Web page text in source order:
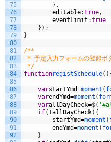
75
76
77
78
79
80
81
82
83
84
85
86
87
88
89
90
91
92
} ,
editable:true,
eventLimit :true
} ) ;
}
/**
* 予定入力フォームの登録ボ
*/
functionregistSchedule( )
varstartYmd=moment (
varendYmd=moment (
varallDayCheck=$(
if( !allDayCheck) {
startYmd=moment (
endYmd=moment (
}